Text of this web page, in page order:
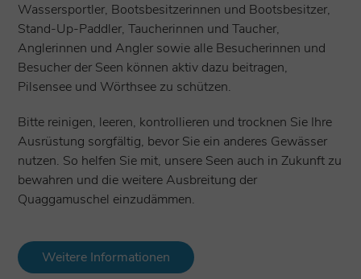
Wassersportler, Bootsbesitzerinnen und Bootsbesitzer,
Stand-Up-Paddler, Taucherinnen und Taucher,
Anglerinnen und Angler sowie alle Besucherinnen und
Besucher der Seen können aktiv dazu beitragen,
Pilsensee und Wörthsee zu schützen.
Bitte reinigen, leeren, kontrollieren und trocknen Sie Ihre
Ausrüstung sorgfältig, bevor Sie ein anderes Gewässer
nutzen. So helfen Sie mit, unsere Seen auch in Zukunft zu
bewahren und die weitere Ausbreitung der
Quaggamuschel einzudämmen.
Weitere Informationen